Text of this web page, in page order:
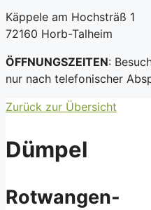
Käppele am Hochsträß 1
72160 Horb-Talheim
ÖFFNUNGSZEITEN:
nur nach telefonischer
Zurück zur Übersicht
Dümpel
Rotwangen-